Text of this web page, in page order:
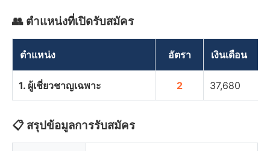
👥 ตำแหน่งที่เปิดรับสมัคร
ตำแหน่ง อัตรา เงินเดือน
1. ผู้เชี่ยวชาญเฉพาะ 2 37,680
📋 สรุปข้อมูลการรับสมัคร